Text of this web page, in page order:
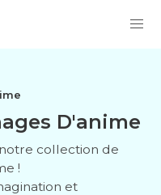
D'anime
collection de
!
et